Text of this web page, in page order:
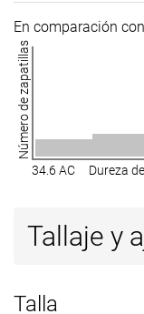
En comparación
Número de zapatillas
34.6 AC Dureza
Tallaje y
Talla